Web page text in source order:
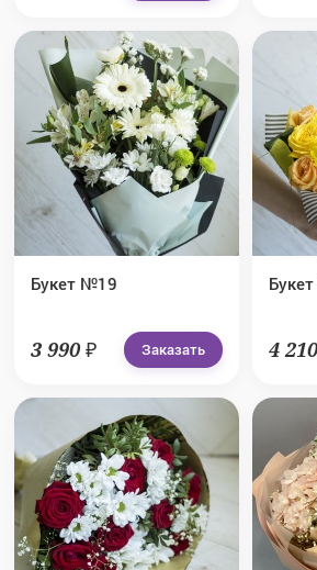
Букет №19
3 990 ₽ Заказать 4